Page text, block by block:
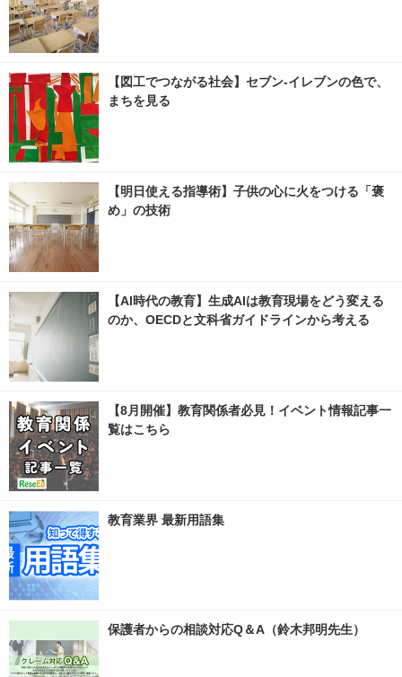
【図工でつながる社会】セブン‐イレブンの色で、
まちを見る
【明日使える指導術】子供の心に火をつける「褒
め」の技術
【AI時代の教育】生成AIは教育現場をどう変える
のか、OECDと文科省ガイドラインから考える
【8月開催】教育関係者必見！イベント情報記事一
覧はこちら
教育業界 最新用語集
保護者からの相談対応Q＆A（鈴木邦明先生）